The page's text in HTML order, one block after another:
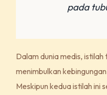
pada
Dalam dunia medis,
menimbulkan
Meskipun kedua istilah ini